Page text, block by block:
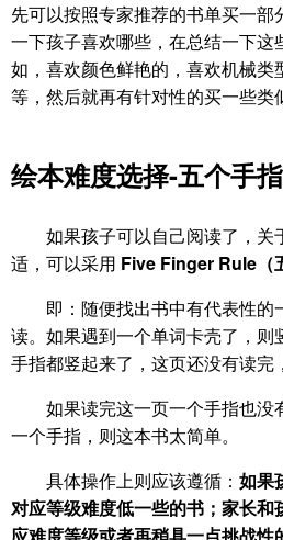
先可以按照专家推荐的书单买一部
一下孩子喜欢哪些，在总结一下这
如，喜欢颜色鲜艳的，喜欢机械类
等，然后就再有针对性的买一些类
绘本难度选择-五个手
如果孩子可以自己阅读了，关
适，可以采用 Five Finger Rule
即：随便找出书中有代表性
读。如果遇到一个单词卡壳了，则
手指都竖起来了，这页还没有读完
如果读完这一页一个手指也没
一个手指，则这本书太简单。
具体操作上则应该遵循： 如果
对应等级难度低一些的书；家长和